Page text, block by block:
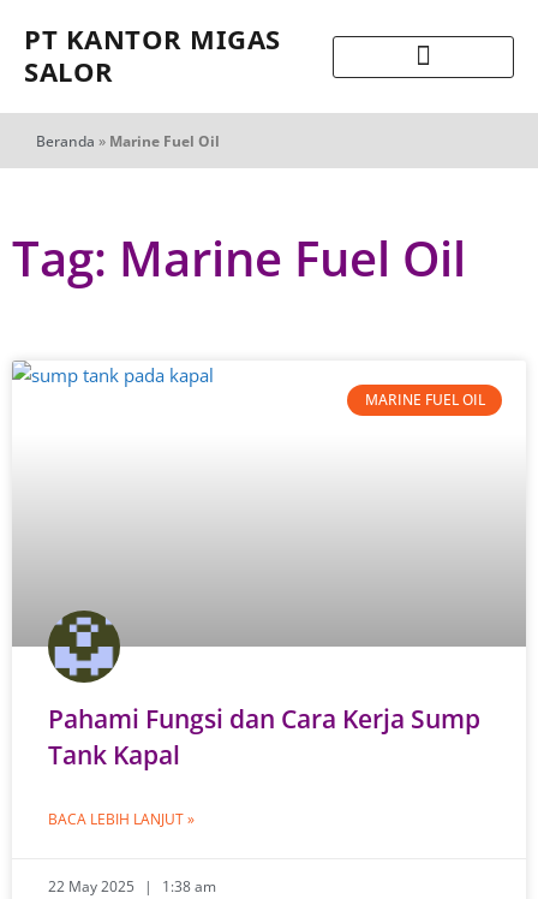
PT KANTOR MIGAS
SALOR
Beranda » Marine Fuel Oil
Tag: Marine Fuel Oil
MARINE FUEL OIL
Pahami Fungsi dan Cara Kerja Sump
Tank Kapal
BACA LEBIH LANJUT »
22 May 2025 1:38 am